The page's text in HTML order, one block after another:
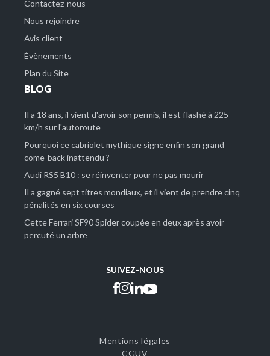
Contactez-nous
Nous rejoindre
Avis client
Évènements
Plan du Site
BLOG
Il a 18 ans, il vient d'avoir son permis, il est flashé à 225
km/h sur l'autoroute
Pourquoi ce cabriolet mythique signe enfin son grand
come-back inattendu ?
Audi RS5 B10 : se réinventer pour ne pas mourir
Il a gagné sept titres mondiaux, et il vient de prendre cinq
pénalités en six courses
Cette Ferrari SF90 Spider coupée en deux après avoir
percuté un arbre
SUIVEZ-NOUS
Mentions légales
CGUV